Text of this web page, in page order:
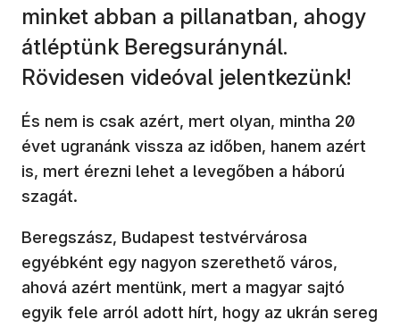
minket abban a pillanatban, ahogy
átléptünk Beregsuránynál.
Rövidesen videóval jelentkezünk!
És nem is csak azért, mert olyan, mintha 20
évet ugranánk vissza az időben, hanem azért
is, mert érezni lehet a levegőben a háború
szagát.
Beregszász, Budapest testvérvárosa
egyébként egy nagyon szerethető város,
ahová azért mentünk, mert a magyar sajtó
egyik fele arról adott hírt, hogy az ukrán sereg